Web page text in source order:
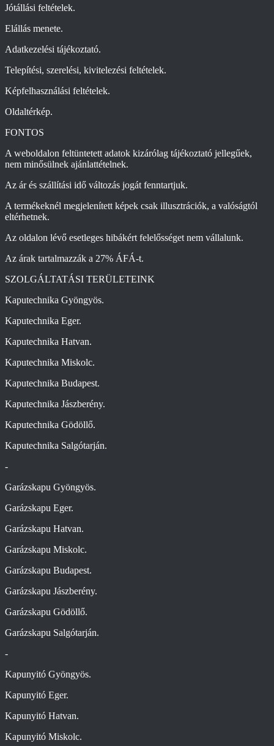
Jótállási feltételek.
Elállás menete.
Adatkezelési tájékoztató.
Telepítési, szerelési, kivitelezési feltételek.
Képfelhasználási feltételek.
Oldaltérkép.
FONTOS
A weboldalon feltüntetett adatok kizárólag tájékoztató jellegűek,
nem minősülnek ajánlattételnek.
Az ár és szállítási idő változás jogát fenntartjuk.
A termékeknél megjelenített képek csak illusztrációk, a valóságtól
eltérhetnek.
Az oldalon lévő esetleges hibákért felelősséget nem vállalunk.
Az árak tartalmazzák a 27% ÁFÁ-t.
SZOLGÁLTATÁSI TERÜLETEINK
Kaputechnika Gyöngyös.
Kaputechnika Eger.
Kaputechnika Hatvan.
Kaputechnika Miskolc.
Kaputechnika Budapest.
Kaputechnika Jászberény.
Kaputechnika Gödöllő.
Kaputechnika Salgótarján.
-
Garázskapu Gyöngyös.
Garázskapu Eger.
Garázskapu Hatvan.
Garázskapu Miskolc.
Garázskapu Budapest.
Garázskapu Jászberény.
Garázskapu Gödöllő.
Garázskapu Salgótarján.
-
Kapunyitó Gyöngyös.
Kapunyitó Eger.
Kapunyitó Hatvan.
Kapunyitó Miskolc.